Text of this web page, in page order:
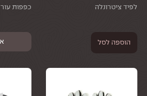
לפיד ציטרונלה
הוספה לסל
כפפות עור Muurikka